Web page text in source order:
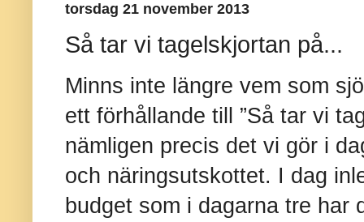
torsdag 21 november 2013
Så tar vi tagelskjortan på...
Minns inte längre vem som
ett förhållande till ”Så tar vi
nämligen precis det vi gör i
och näringsutskottet. I dag
budget som i dagarna tre har